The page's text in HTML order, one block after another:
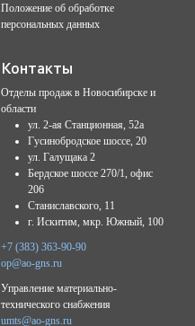
Положение об обработке
персональных данных
Контакты
Отделы продаж в Новосибирске и
области
ул. 2-ая Станционная, 52а
Гусинобродское шоссе, 20
ул. Галущака 2
Бердское шоссе 270/1, офис
206
Станиславского, 11
г. Искитим, мкр. Южный, 100
+7 (383) 363-90-90
op@ao-gns.ru
Управление материально-
технического снабжения
umts@ao-gns.ru